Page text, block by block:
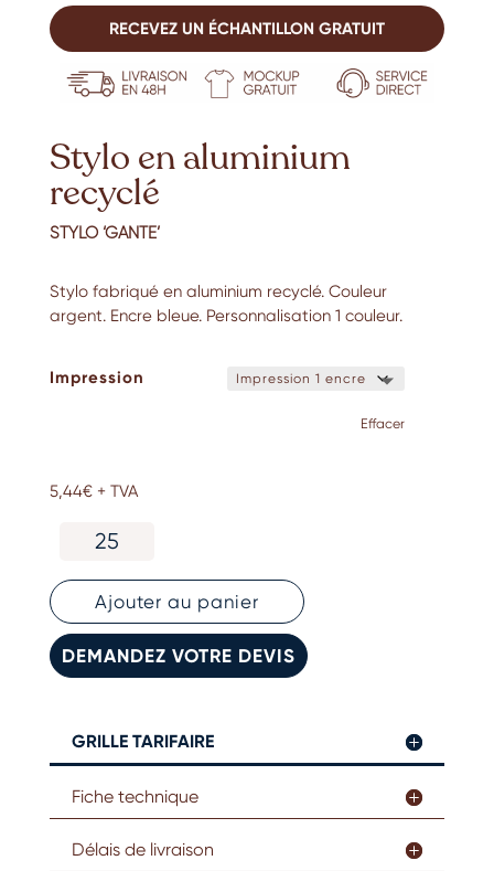
RECEVEZ UN ÉCHANTILLON GRATUIT
Stylo en aluminium
recyclé
STYLO ‘GANTE’
Stylo fabriqué en aluminium recyclé. Couleur
argent. Encre bleue. Personnalisation 1 couleur.
Impression
Effacer
5,44€ + TVA
aluminium
recyclé
Ajouter au panier
DEMANDEZ VOTRE DEVIS
GRILLE TARIFAIRE
Fiche technique
Délais de livraison